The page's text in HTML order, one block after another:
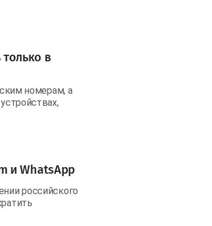
только в
номерам, а
и WhatsApp
российского